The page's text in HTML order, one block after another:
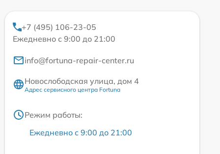
+7 (495) 106-23-05
Ежедневно с 9:00 до 21:00
info@fortuna-repair-center.ru
Новослободская улица, дом 4
Адрес сервисного центра Fortuna
Режим работы:
Ежедневно с 9:00 до 21:00